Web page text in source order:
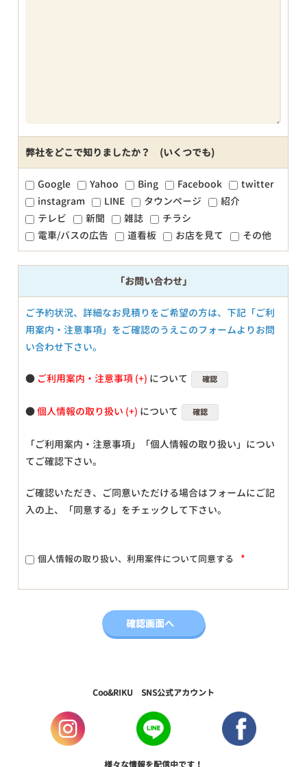
弊社をどこで知りましたか？ (いくつでも)
Google Yahoo Bing Facebook
twitter
instagram
LINE タウンページ
紹介
テレビ
新聞 雑誌
チラシ
電車/バスの広告
道看板 お店を見て その他
「お問い合わせ」
ご予約状況、詳細なお見積りをご希望の方は、下記「ご利
用案内・注意事項」をご確認のうえこのフォームよりお問
い合わせ下さい。
● ご利用案内・注意事項 について 確認
●個人情報の取り扱い について 確認
「ご利用案内・注意事項」「個人情報の取り扱い」につい
てご確認下さい。
ご確認いただき、ご同意いただける場合はフォームにご記
入の上、「同意する」をチェックして下さい。
個人情報の取り扱い、利用案件について同意する *
Coo&RIKU SNS公式アカウント
様々な情報を配信中です！